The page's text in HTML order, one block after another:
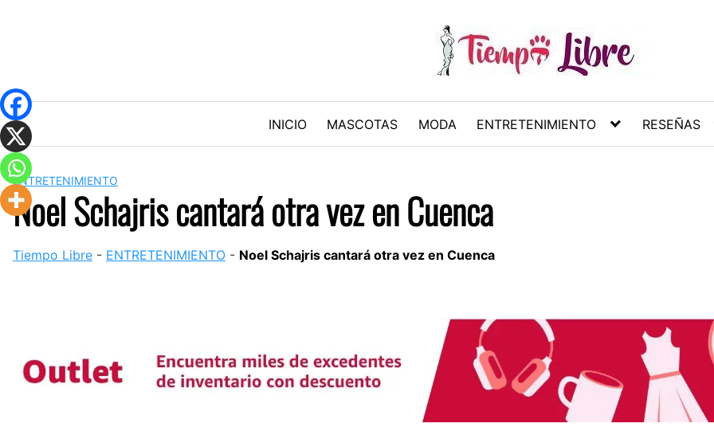
INICIO MASCOTAS MODA ENTRETENIMIENTO RESEÑAS
ENTRETENIMIENTO
Noel Schajris cantará otra vez en Cuenca
Tiempo Libre - ENTRETENIMIENTO - Noel Schajris cantará otra vez en Cuenca